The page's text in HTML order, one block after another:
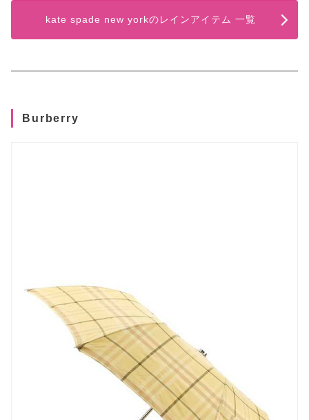
kate spade new yorkのレインアイテム 一覧
Burberry